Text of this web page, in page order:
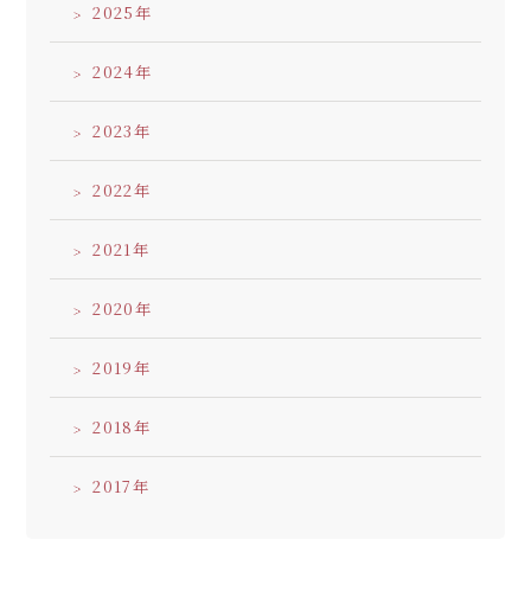
2025
2024
2023
2022
2021
2020
2019
2018
2017